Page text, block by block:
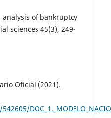
analysis of bankruptcy
sciences 45(3), 249-
Oficial (2021).